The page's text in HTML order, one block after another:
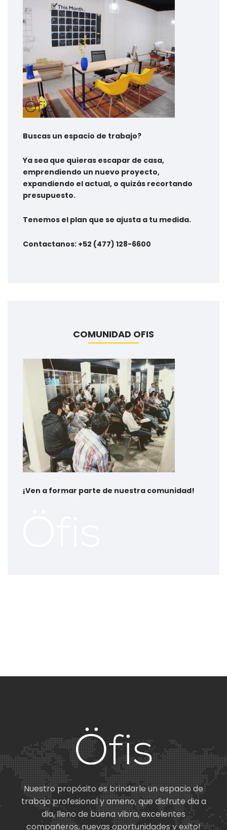
Buscas un espacio de trabajo?
Ya sea que quieras escapar de casa,
emprendiendo un nuevo proyecto,
expandiendo el actual, o quizás recortando
presupuesto.
Tenemos el plan que se ajusta a tu medida.
Contactanos: +52 (477) 128-6600
COMUNIDAD OFIS
¡Ven a formar parte de nuestra comunidad!
Nuestro propósito es brindarle un espacio de
trabajo profesional y ameno, que disfrute dia a
dia, lleno de buena vibra, excelentes
compañeros, nuevas oportunidades y exito!